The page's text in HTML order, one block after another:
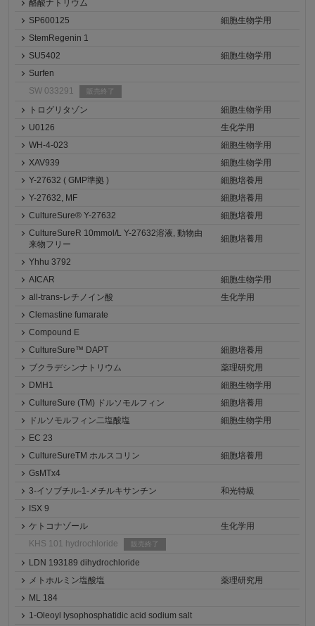
酪酸ナトリウム
SP600125
細胞生物学用
StemRegenin 1
SU5402
細胞生物学用
Surfen
SW 033291
販売終了
トログリタゾン
細胞生物学用
U0126
生化学用
WH-4-023
細胞生物学用
XAV939
細胞生物学用
Y-27632 ( GMP準拠 )
細胞培養用
Y-27632, MF
細胞培養用
CultureSure® Y-27632
細胞培養用
CultureSureR 10mmol/L Y-27632溶液, 動物由
来物フリー
細胞培養用
Yhhu 3792
AICAR
細胞生物学用
all-trans-レチノイン酸
生化学用
Clemastine fumarate
Compound E
CultureSure™ DAPT
細胞培養用
ブクラデシンナトリウム
薬理研究用
DMH1
細胞生物学用
CultureSure (TM) ドルソモルフィン
細胞培養用
ドルソモルフィン二塩酸塩
細胞生物学用
EC 23
CultureSureTM ホルスコリン
細胞培養用
GsMTx4
3-イソブチル-1-メチルキサンチン
和光特級
ISX 9
ケトコナゾール
生化学用
KHS 101 hydrochloride
販売終了
LDN 193189 dihydrochloride
メトホルミン塩酸塩
薬理研究用
ML 184
1-Oleoyl lysophosphatidic acid sodium salt